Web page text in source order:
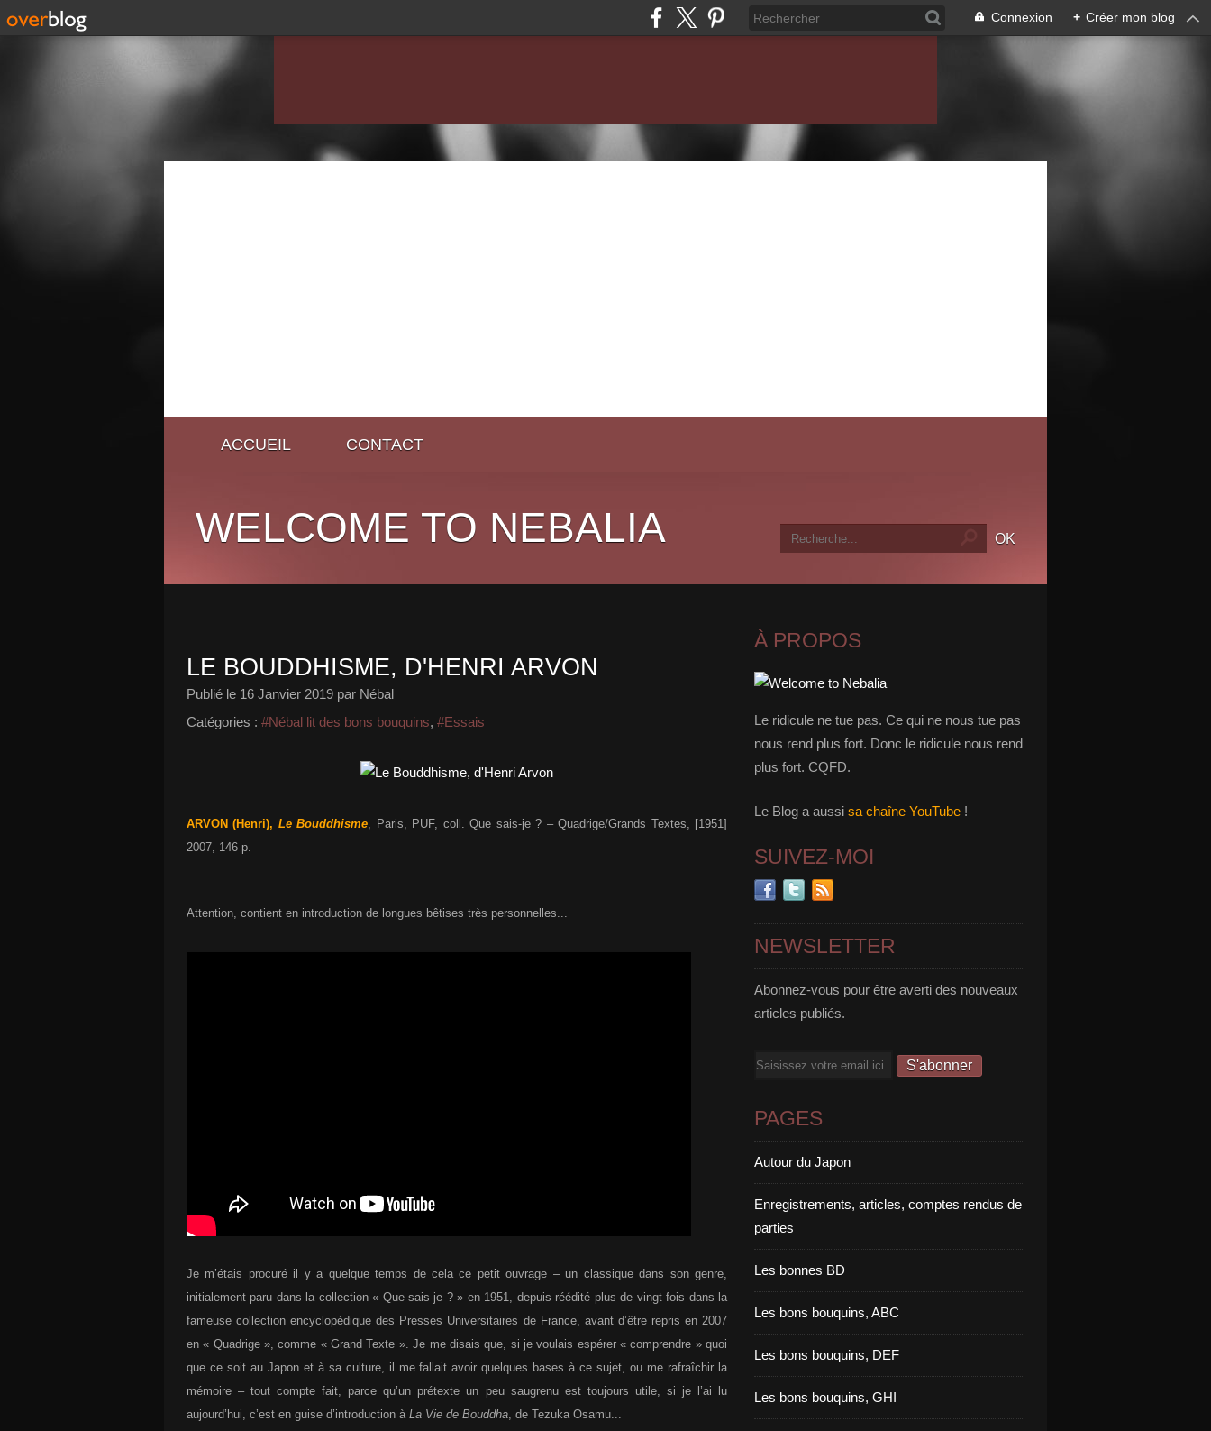
Connexion + Créer mon blog
ACCUEIL CONTACT
WELCOME TO NEBALIA
LE BOUDDHISME, D'HENRI ARVON
Publié le 16 Janvier 2019 par Nébal
Catégories : #Nébal lit des bons bouquins, #Essais
ARVON (Henri), Le Bouddhisme, Paris, PUF, coll. Que sais-je ? – Quadrige/Grands Textes, [1951]
2007, 146 p.
Attention, contient en introduction de longues bêtises très personnelles...
Je m’étais procuré il y a quelque temps de cela ce petit ouvrage – un classique dans son genre,
initialement paru dans la collection « Que sais-je ? » en 1951, depuis réédité plus de vingt fois dans la
fameuse collection encyclopédique des Presses Universitaires de France, avant d’être repris en 2007
en « Quadrige », comme « Grand Texte ». Je me disais que, si je voulais espérer « comprendre » quoi
que ce soit au Japon et à sa culture, il me fallait avoir quelques bases à ce sujet, ou me rafraîchir la
mémoire – tout compte fait, parce qu’un prétexte un peu saugrenu est toujours utile, si je l’ai lu
aujourd’hui, c’est en guise d’introduction à La Vie de Bouddha , de Tezuka Osamu...
À PROPOS
Le ridicule ne tue pas. Ce qui ne nous tue pas
nous rend plus fort. Donc le ridicule nous rend
plus fort. CQFD.
Le Blog a aussi sa chaîne YouTube !
SUIVEZ-MOI
NEWSLETTER
Abonnez-vous pour être averti des nouveaux
articles publiés.
Email
PAGES
Autour du Japon
Enregistrements, articles, comptes rendus de
parties
Les bonnes BD
Les bons bouquins, ABC
Les bons bouquins, DEF
Les bons bouquins, GHI